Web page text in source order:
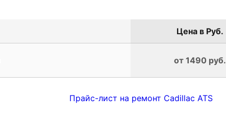
Цена в Руб.
от 1490 руб.
Прайс-лист на ремонт Cadillac ATS